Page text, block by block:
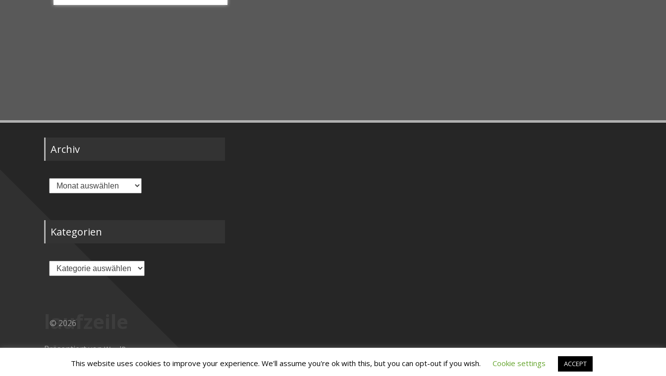
Archiv
Archiv
Kategorien
Kategorien
laufzeile
© 2026
Präsentiert vonWordPress
Theme:Masonic von ThemeGrill
This website uses cookies to improve your experience. We'll assume you're ok with this, but you can opt-out if you wish. Cookie settings ACCEPT